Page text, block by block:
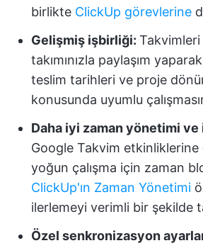
birlikte ClickUp görevlerine
Gelişmiş işbirliği:
takımınızla paylaşım
teslim tarihleri ve proje
konusunda uyumlu
Daha iyi zaman yönetimi ve
Google Takvim
yoğun çalışma için zaman
ClickUp'ın Zaman Yönetimi
ilerlemeyi verimli bir şekilde
Özel senkronizasyon